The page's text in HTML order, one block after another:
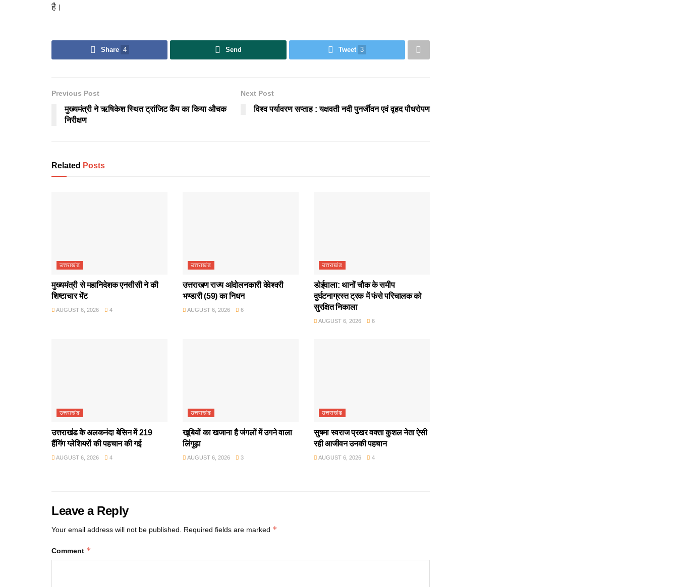
है।
Share 4 Send Tweet 3
Previous Post
मुख्यमंत्री ने ऋषिकेश स्थित ट्रांजिट कैंप का किया औचक
निरीक्षण
Next Post
विश्व पर्यावरण सप्ताह : यक्षवती नदी पुनर्जीवन एवं वृहद पौधरोपण
Related Posts
उत्तराखंड
मुख्यमंत्री से महानिदेशक एनसीसी ने की
शिष्टाचार भेंट
AUGUST 6, 2026 4
उत्तराखंड
उत्तराखण राज्य आंदोलनकारी देवेश्वरी
भण्डारी (59) का निधन
AUGUST 6, 2026 6
उत्तराखंड
डोईवाला: थानों चौक के समीप
दुर्घटनाग्रस्त ट्रक में फंसे परिचालक को
सुरक्षित निकाला
AUGUST 6, 2026 6
उत्तराखंड
उत्तराखंड के अलकनंदा बेसिन में 219
हैंगिंग ग्लेशियरों की पहचान की गई
AUGUST 6, 2026 4
उत्तराखंड
खूबियों का खजाना है जंगलों में उगने वाला
लिंगुड़ा
AUGUST 6, 2026 3
उत्तराखंड
सुषमा स्वराज प्रखर वक्ता कुशल नेता ऐसी
रही आजीवन उनकी पहचान
AUGUST 6, 2026 4
Leave a Reply
Your email address will not be published. Required fields are marked *
Comment *